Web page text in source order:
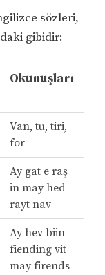
sözleri,
gibidir:
Okunuşları
Van, tu, tiri,
for
Ay gat e raş
in may hed
rayt nav
Ay hev biin
fiending vit
may firends